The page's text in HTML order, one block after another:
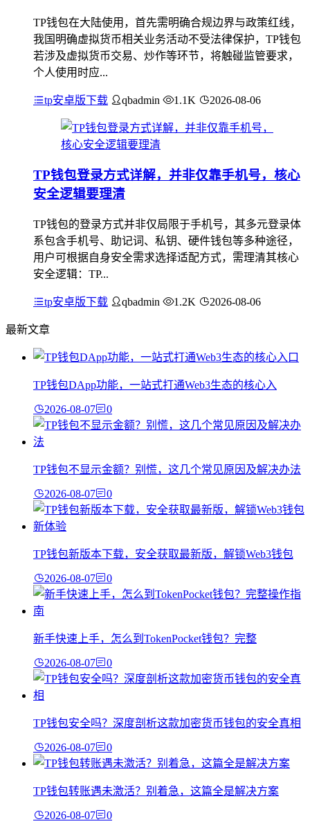
TP钱包在大陆使用，首先需明确合规边界与政策红线，
我国明确虚拟货币相关业务活动不受法律保护，TP钱包
若涉及虚拟货币交易、炒作等环节，将触碰监管要求，
个人使用时应...
tp安卓版下载 qbadmin 1.1K 2026-08-06
TP钱包登录方式详解，并非仅靠手机号，核心
安全逻辑要理清
TP钱包的登录方式并非仅局限于手机号，其多元登录体
系包含手机号、助记词、私钥、硬件钱包等多种途径，
用户可根据自身安全需求选择适配方式，需理清其核心
安全逻辑：TP...
tp安卓版下载 qbadmin 1.2K 2026-08-06
最新文章
TP钱包DApp功能，一站式打通Web3生态的核心入
2026-08-07 0
TP钱包不显示金额？别慌，这几个常见原因及解决办法
2026-08-07 0
TP钱包新版本下载，安全获取最新版，解锁Web3钱包
2026-08-07 0
新手快速上手，怎么到TokenPocket钱包？完整
2026-08-07 0
TP钱包安全吗？深度剖析这款加密货币钱包的安全真相
2026-08-07 0
TP钱包转账遇未激活？别着急，这篇全是解决方案
2026-08-07 0